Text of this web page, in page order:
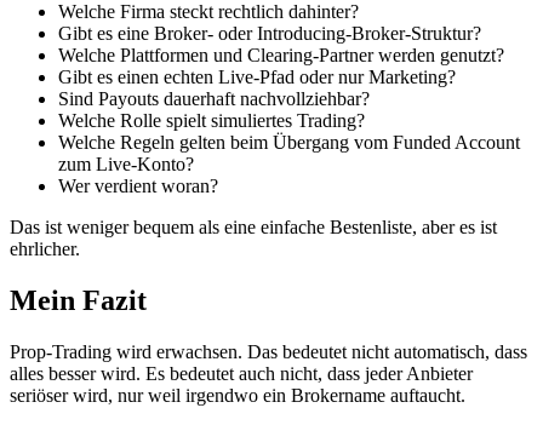
Welche Firma steckt rechtlich dahinter?
Gibt es eine Broker- oder Introducing-Broker-Struktur?
Welche Plattformen und Clearing-Partner werden genutzt?
Gibt es einen echten Live-Pfad oder nur Marketing?
Sind Payouts dauerhaft nachvollziehbar?
Welche Rolle spielt simuliertes Trading?
Welche Regeln gelten beim Übergang vom Funded Account
zum Live-Konto?
Wer verdient woran?
Das ist weniger bequem als eine einfache Bestenliste, aber es ist
ehrlicher.
Mein Fazit
Prop-Trading wird erwachsen. Das bedeutet nicht automatisch, dass
alles besser wird. Es bedeutet auch nicht, dass jeder Anbieter
seriöser wird, nur weil irgendwo ein Brokername auftaucht.